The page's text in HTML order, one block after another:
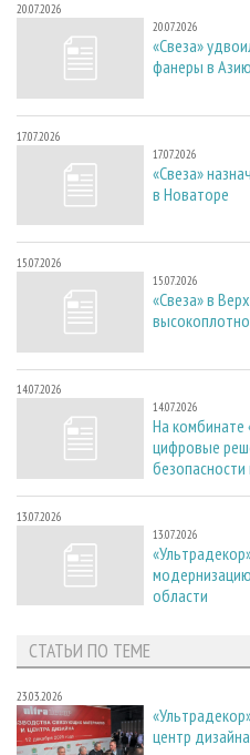
20.07.2026
20.07.2026
«Свеза»
фанеры в
17.07.2026
17.07.2026
«Свеза»
в Новаторе
15.07.2026
15.07.2026
«Свеза» в
14.07.2026
14.07.2026
На комбинате
цифровые
13.07.2026
13.07.2026
области
СТАТЬИ ПО ТЕМЕ
23.03.2026
центр дизайна